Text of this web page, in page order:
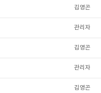
김영곤
관리자
김영곤
관리자
김영곤